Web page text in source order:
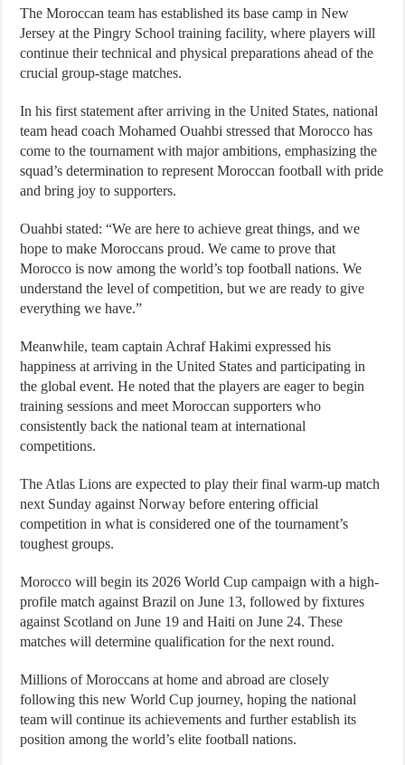
The Moroccan team has established its base camp in New
Jersey at the Pingry School training facility, where players will
continue their technical and physical preparations ahead of the
crucial group-stage matches.
In his first statement after arriving in the United States, national
team head coach Mohamed Ouahbi stressed that Morocco has
come to the tournament with major ambitions, emphasizing the
squad’s determination to represent Moroccan football with pride
and bring joy to supporters.
Ouahbi stated: “We are here to achieve great things, and we
hope to make Moroccans proud. We came to prove that
Morocco is now among the world’s top football nations. We
understand the level of competition, but we are ready to give
everything we have.”
Meanwhile, team captain Achraf Hakimi expressed his
happiness at arriving in the United States and participating in
the global event. He noted that the players are eager to begin
training sessions and meet Moroccan supporters who
consistently back the national team at international
competitions.
The Atlas Lions are expected to play their final warm-up match
next Sunday against Norway before entering official
competition in what is considered one of the tournament’s
toughest groups.
Morocco will begin its 2026 World Cup campaign with a high-
profile match against Brazil on June 13, followed by fixtures
against Scotland on June 19 and Haiti on June 24. These
matches will determine qualification for the next round.
Millions of Moroccans at home and abroad are closely
following this new World Cup journey, hoping the national
team will continue its achievements and further establish its
position among the world’s elite football nations.